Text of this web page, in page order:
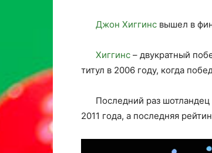
Джон Хиггинс вышел в
Хиггинс – двукратный
титул в 2006 году, когда
Последний раз
2011 года, а последняя